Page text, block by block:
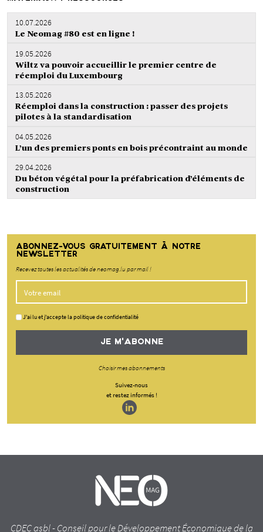
10.07.2026
Le Neomag #80 est en ligne !
19.05.2026
Wiltz va pouvoir accueillir le premier centre de
réemploi du Luxembourg
13.05.2026
Réemploi dans la construction : passer des projets
pilotes à la standardisation
04.05.2026
L’un des premiers ponts en bois précontraint au monde
29.04.2026
Du béton végétal pour la préfabrication d’éléments de
construction
ABONNEZ-VOUS GRATUITEMENT À NOTRE
NEWSLETTER
Recevez toutes les actualités de neomag.lu par mail !
J'ai lu et j'accepte la politique de confidentialité
JE M'ABONNE
Choisir mes abonnements
Suivez-nous
et restez informés !
CDEC asbl - Conseil pour le Développement Économique de la